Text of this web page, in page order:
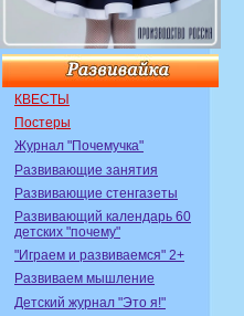
КВЕСТЫ
Постеры
Журнал "Почемучка"
Развивающие занятия
Развивающие стенгазеты
Развивающий календарь 60
детских "почему"
"Играем и развиваемся" 2+
Развиваем мышление
Детский журнал "Это я!"